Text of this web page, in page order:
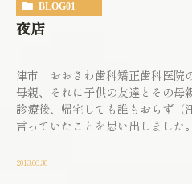
BLOG01
夜店
津市 おおさわ歯科矯正歯科医院
母親、それに子供の友達とその母
診療後、帰宅しても誰もおらず（
言っていたことを思い出しまし
2013.06.30